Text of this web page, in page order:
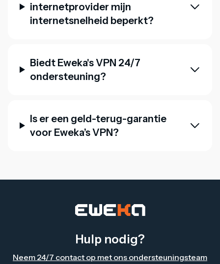
internetprovider mijn
internetsnelheid beperkt?
Biedt Eweka's VPN 24/7
ondersteuning?
Is er een geld-terug-garantie
voor Eweka’s VPN?
Hulp nodig?
Neem 24/7 contact op met ons ondersteuningsteam